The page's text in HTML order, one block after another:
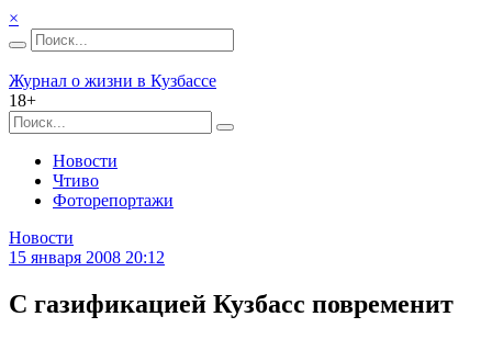
×
Журнал о жизни в Кузбассе
18+
Новости
Чтиво
Фоторепортажи
Новости
15 января 2008 20:12
С газификацией Кузбасс повременит